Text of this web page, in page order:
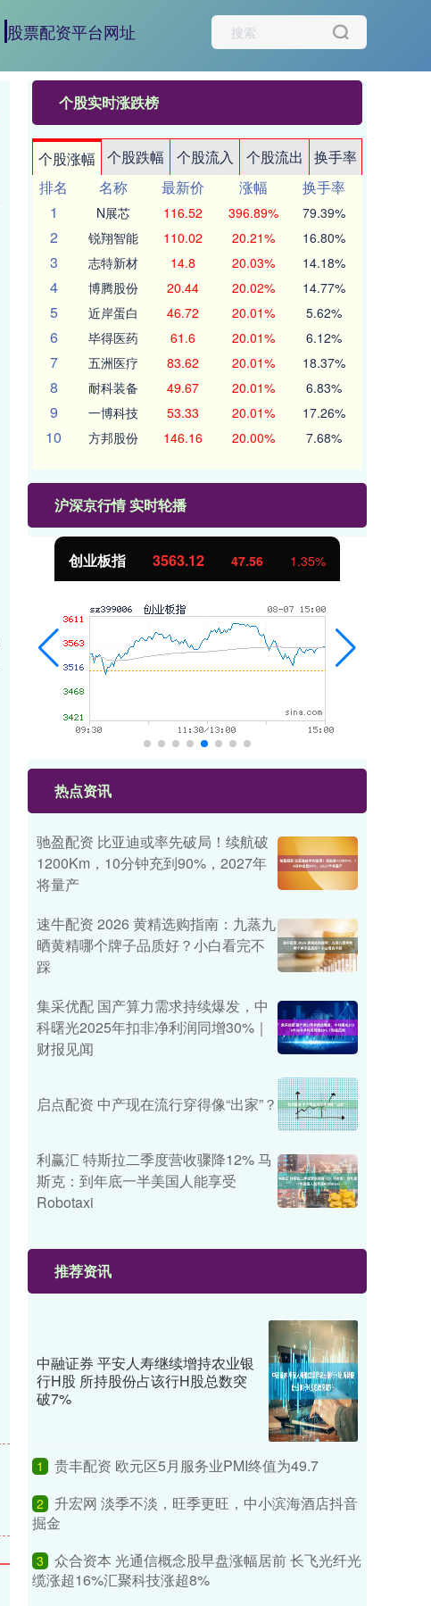
股票配资平台网址
个股实时涨跌榜
个股涨幅 个股跌幅 个股流入 个股流出
换手率
排名
名称 最新价 涨幅
换手率
1
N展芯 116.52 396.89% 79.39%
2 锐翔智能 110.02 20.21% 16.80%
3 志特新材 14.8 20.03% 14.18%
4 博腾股份 20.44 20.02% 14.77%
5 近岸蛋白 46.72 20.01% 5.62%
6 毕得医药 61.6 20.01% 6.12%
7 五洲医疗 83.62 20.01% 18.37%
8 耐科装备 49.67 20.01% 6.83%
9 一博科技 53.33 20.01% 17.26%
10 方邦股份 146.16 20.00% 7.68%
沪深京行情 实时轮播
创业板指 3563.12 47.56 1.35%
热点资讯
驰盈配资 比亚迪或率先破局！续航破
1200Km，10分钟充到90%，2027年
将量产
速牛配资 2026 黄精选购指南：九蒸九
晒黄精哪个牌子品质好？小白看完不
踩
集采优配 国产算力需求持续爆发，中
科曙光2025年扣非净利润同增30%｜
财报见闻
启点配资 中产现在流行穿得像“出家”？
利赢汇 特斯拉二季度营收骤降12% 马
斯克：到年底一半美国人能享受
Robotaxi
推荐资讯
中融证券 平安人寿继续增持农业银
行H股 所持股份占该行H股总数突
破7%
1 贵丰配资 欧元区5月服务业PMI终值为49.7
2
升宏网 淡季不淡，旺季更旺，中小滨海酒店抖音
掘金
3
众合资本 光通信概念股早盘涨幅居前 长飞光纤光
缆涨超16%汇聚科技涨超8%